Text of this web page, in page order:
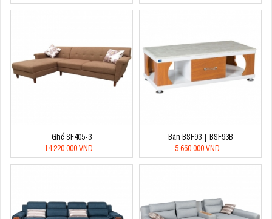
Ghế SF405-3
14.220.000 VNĐ
Bàn BSF93 | BSF93B
5.660.000 VNĐ